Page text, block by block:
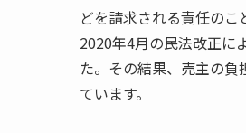
どを請求される責任のこ
2020年4月の民法改正に
た。その結果、売主の
ています。